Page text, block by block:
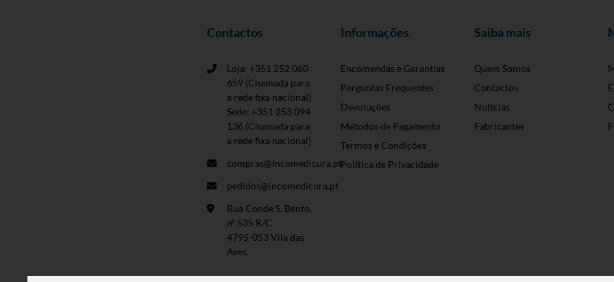
Contactos
Loja: +351 252 060
659 (Chamada para
a rede fixa nacional)
Sede: +351 253 094
136 (Chamada para
a rede fixa nacional)
compras@incomedicura.pt
pedidos@incomedicura.pt
Rua Conde S. Bento,
nº 535 R/C
4795-053 Vila das
Aves.
Informações
Encomendas e Garantias
Perguntas Frequentes
Devoluções
Métodos de Pagamento
Termos e Condições
Política de Privacidade
Saiba mais
Quem Somos
Contactos
Notícias
Fabricantes